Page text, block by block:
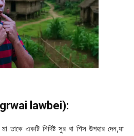
lawbei):
তাকে একটি নির্দিষ্ট সুর বা শিস উপহার দেন,যা